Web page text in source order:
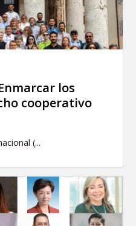
los
cooperativo
(...